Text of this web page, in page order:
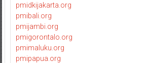
pmidkijakarta.org
pmibali.org
pmijambi.org
pmigorontalo.org
pmimaluku.org
pmipapua.org